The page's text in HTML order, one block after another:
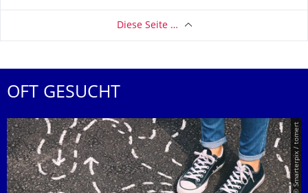
Diese Seite …
OFT GESUCHT
© Smarterpix / tomert